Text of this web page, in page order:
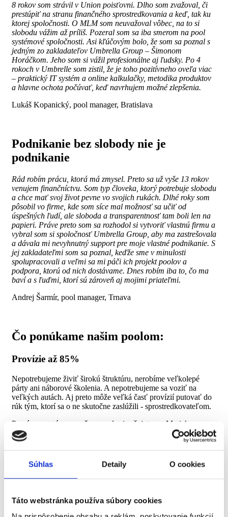
Súhlas Detaily O cookies
Táto webstránka používa súbory cookies
8 rokov som strávil v Union poisťovni. Dlho som zvažoval, či
prestúpiť na stranu finančného sprostredkovania a keď, tak ku
ktorej spoločnosti. O MLM som neuvažoval vôbec, na to si
slobodu vážim až príliš. Pozeral som sa iba smerom na pool
systémové spoločnosti. Asi kľúčovým bolo, že som sa poznal s
jedným zo zakladateľov Umbrella Group – Šimonom
Horáčkom. Jeho som si vážil profesionálne aj ľudsky. Po 4
rokoch v Umbrelle som zistil, že je toho pozitívneho oveľa viac
– praktický IT systém a online kalkulačky, metodika produktov
a hlavne ochota počúvať, keď navrhujem možné zlepšenia.
Lukáš Kopanický, pool manager, Bratislava
Podnikanie bez slobody nie je
podnikanie
Rád robím prácu, ktorá má zmysel. Preto sa už vyše 13 rokov
venujem finančníctvu. Som typ človeka, ktorý potrebuje slobodu
a chce mať svoj život pevne vo svojich rukách. Dlhé roky som
pôsobil vo firme, kde som síce mal možnosť sa učiť od
úspešných ľudí, ale sloboda a transparentnosť tam boli len na
papieri. Práve preto som sa rozhodol si vytvoriť vlastnú firmu a
vybral som si spoločnosť Umbrella Group, aby ma zastrešovala
a dávala mi nevyhnutný support pre moje vlastné podnikanie. S
jej zakladateľmi som sa poznal, keďže sme v minulosti
spolupracovali a veľmi sa mi páči ich projekt poolov a
podpora, ktorú od nich dostávame. Dnes robím iba to, čo ma
baví a s ľuďmi, ktorí sú zároveň aj mojimi priateľmi.
Andrej Šarmír, pool manager, Trnava
Čo ponúkame našim poolom:
Provízie až 85%
Nepotrebujeme živiť širokú štruktúru, nerobíme veľkolepé
párty ani náborové školenia. A nepotrebujeme sa voziť na
veľkých autách. Aj preto môže veľká časť provízií putovať do
rúk tým, ktorí sa o ne skutočne zaslúžili - sprostredkovateľom.
Provízny systém vo vašom poole si určujete vy. My ich na
základe vášho kľúča vyplácame jednotlivým
sprostredkovateľom, vždy spoľahlivo a na dvojtýždňovej báze.
Na kmeň zmlúv si nerobíme nárok, vlastníkom kmeňa zostáva
vždy pool.
Poolom rozďeľujeme aj všetky obejmové bonusy, ktoré od